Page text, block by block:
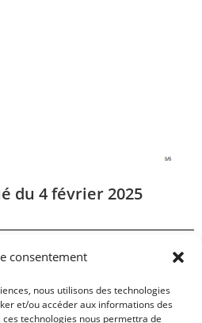
consentement
nous utilisons des technologies
et/ou accéder aux informations des
technologies nous permettra de
du 4 février 2025